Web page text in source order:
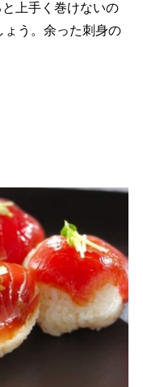
上手く巻けないの
ょう。余った刺身の